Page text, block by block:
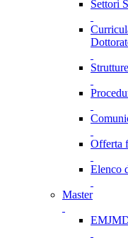
Settori
Offerta
Elenco
Master